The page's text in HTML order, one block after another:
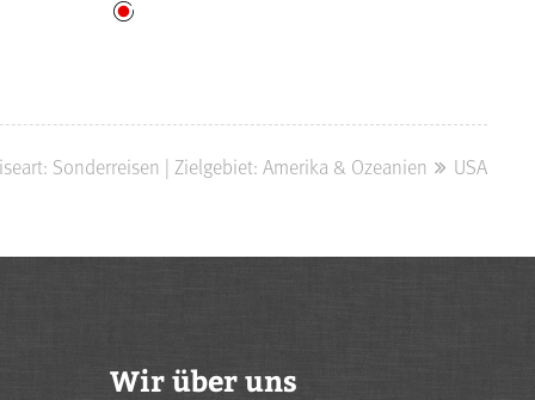
Sonderreisen | Zielgebiet: Amerika & Ozeanien USA
Wir über uns